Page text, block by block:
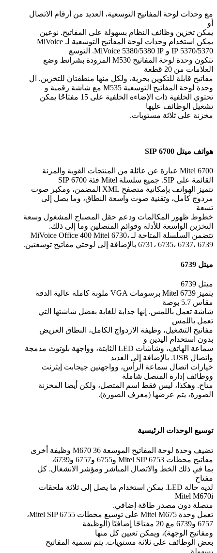
مع وحدات لوحة المفاتيح التوسعية، العديد من أرقام الاتصال
أو
يمكن تخزين وظائف النظام بسهولة على المفاتيح. نوعين
يمكن استخدام وحدات لوحة المفاتيح التوسعية لـ MiVoice
5370/5370 IP و MiVoice 5380/5380 IP. التوسع
تتكون وحدة لوحة المفاتيح M530 المزودة بشرائط وضع
العلامات من 20 قطعة
مفاتيح قابلة للتكوين بحرية، ولكل منها منطقتان للتخزين. ال
وحدة لوحة المفاتيح التوسعية M535 مع شاشة رقمية و
تحتوي الخلفية ذات الإضاءة الخلفية على 15 مفتاحًا يمكن
تشغيل الوظائف عليها
مخزنة على ثلاثة مستويات.
هواتف ميتل 6700 SIP
Mitel 6700 عبارة عن عائلة من المنتجات القوية والمرنة
القائمة على SIP. جميع سلسلة Mitel فئة 6700 SIP
تتميز الهواتف بإمكانية متصفح XML المضمن، ومكبر صوت
مزدوج كامل، وتقنية صوت واسعة النطاق، وما يصل إلى
تسعة
خطوط ظهور المكالمات ودعم حقل المصباح المشغول وسعة
التخزين الواسعة للأدلة وقوائم المتصلين وما إلى ذلك.
تتضمن السلسلة المتاحة لـ MiVoice Office 400 Mitel 6730،
6731، 6735، 6737، 6739 بالإضافة إلى لوحتي مفاتيح توسعتين.
ميتل 6739
ميتل 6739
يتميز Mitel 6739 برسومات VGA ملونة كاملة عالية الدقة
مقاس 5.7 بوصة
شاشة تعمل باللمس. إنها جذابة للغاية بفضل شاشتها التي
تعمل باللمس
مفاتيح التشغيل، وظيفة الازدواج الكامل، النطاق العريض
بدون استخدام اليدين و
سماعة الهاتف، وشاشات LED الثابتة، وواجهة بلوتوث مدمجة
واتصال USB. بالإضافة إلى العديد
خيارات اتصال سماعة الرأس، وواجهتين جيجابت إيثرنت
ووظائف إدارة المتصل شاملة
متاح. وهكذا، ليس فقط اسم المتصل، ولكن أيضا المخزنة
الصورة، يتم عرضها (معرف الصورة).
توسيع الوحدات الرئيسية
تضيف وحدة لوحة المفاتيح الموسعة M670 36 وظيفة أخرى
مفاتيح محطات Mitel SIP 6753 و6755 و6757 و6739،
بما في ذلك الخط والاتصال المباشر ومؤشر الانشغال. كل
مفتاح
لديه حالة LED. يمكن استخدام ما يصل إلى ثلاثة ملحقات
Mitel M670i
متصلة دون مصدر طاقة إضافي.
تعمل وحدة Mitel M675 على توسيع محطات Mitel SIP 6755،
6757 و6739 مع 20 مفتاحًا إضافيًا (الوظيفة
ومفاتيح الوجهة)، ويمكن تعيين كل منها
بعض الوظائف على ثلاثة مستويات. يتم تسمية المفاتيح
بسهولة